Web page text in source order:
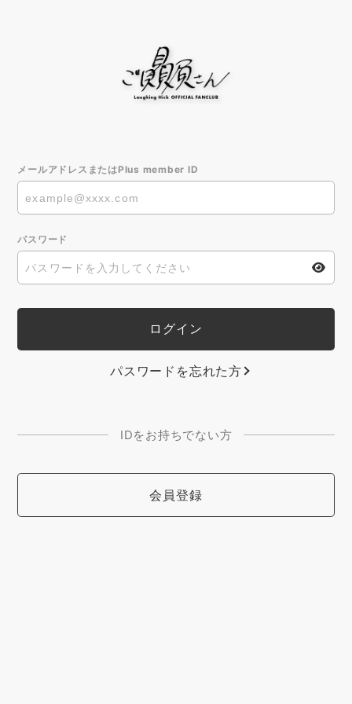
メールアドレスまたはPlus member ID
パスワード
パスワードを忘れた方
IDをお持ちでない方
会員登録